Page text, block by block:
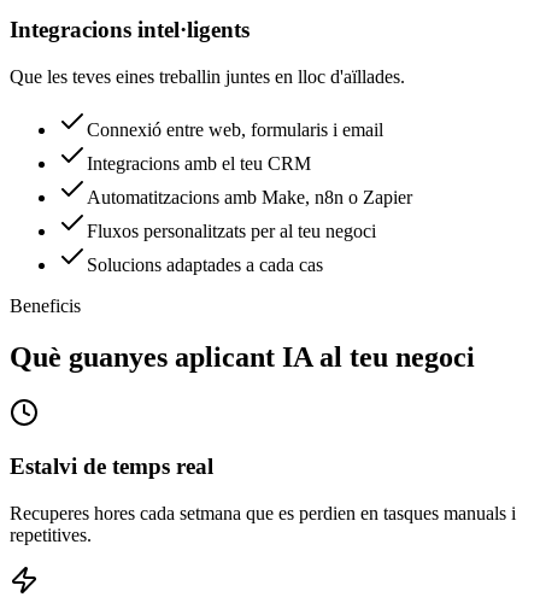
Integracions intel·ligents
Que les teves eines treballin juntes en lloc d'aïllades.
Connexió entre web, formularis i email
Integracions amb el teu CRM
Automatitzacions amb Make, n8n o Zapier
Fluxos personalitzats per al teu negoci
Solucions adaptades a cada cas
Beneficis
Què guanyes aplicant IA al teu negoci
Estalvi de temps real
Recuperes hores cada setmana que es perdien en tasques manuals i
repetitives.